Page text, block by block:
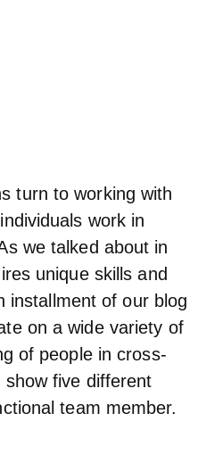
turn to working with
work in
we talked about in
unique skills and
installment of our blog
on a wide variety of
of people in cross-
five different
team member.